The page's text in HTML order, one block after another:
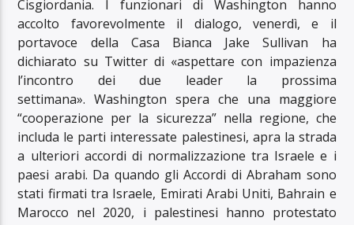
Cisgiordania. I funzionari di Washington hanno
accolto favorevolmente il dialogo, venerdì, e il
portavoce della Casa Bianca Jake Sullivan ha
dichiarato su Twitter di «aspettare con impazienza
l’incontro dei due leader la prossima
settimana». Washington spera che una maggiore
“cooperazione per la sicurezza” nella regione, che
includa le parti interessate palestinesi, apra la strada
a ulteriori accordi di normalizzazione tra Israele e i
paesi arabi. Da quando gli Accordi di Abraham sono
stati firmati tra Israele, Emirati Arabi Uniti, Bahrain e
Marocco nel 2020, i palestinesi hanno protestato